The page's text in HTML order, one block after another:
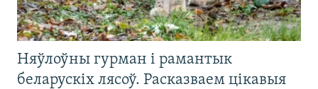
Няўлоўны гурман і рамантык
беларускіх лясоў. Расказваем цікавыя